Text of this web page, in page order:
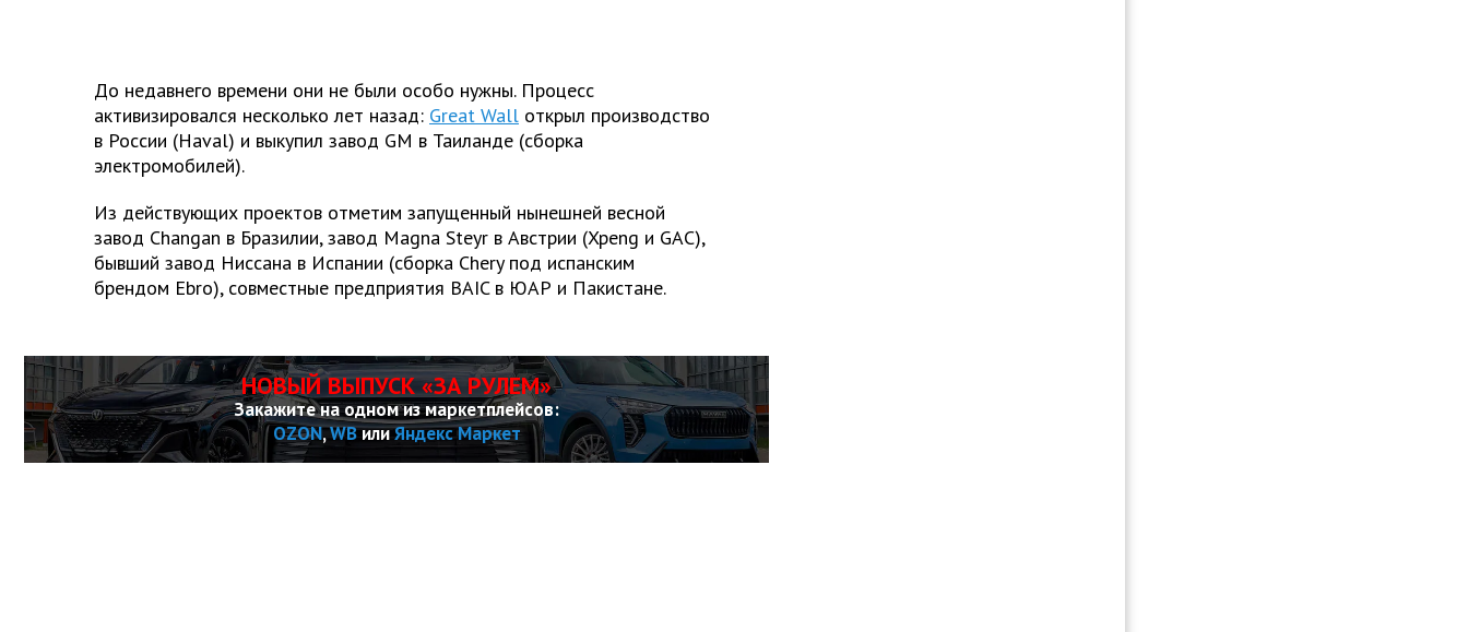
До недавнего времени они не были особо нужны. Процесс
активизировался несколько лет назад: Great Wall открыл производство
в России (Haval) и выкупил завод GM в Таиланде (сборка
электромобилей).
Из действующих проектов отметим запущенный нынешней весной
завод Changan в Бразилии, завод Magna Steyr в Австрии (Xpeng и GAC),
бывший завод Ниссана в Испании (сборка Chery под испанским
брендом Ebro), совместные предприятия BAIC в ЮАР и Пакистане.
НОВЫЙ ВЫПУСК «ЗА РУЛЕМ»
Закажите на одном из маркетплейсов:
OZON,WBилиЯндекс Маркет